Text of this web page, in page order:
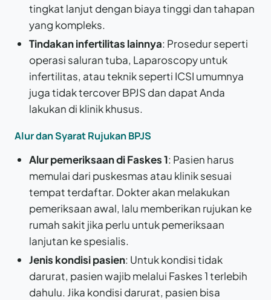
tingkat lanjut dengan biaya tinggi dan tahapan
yang kompleks.
Tindakan infertilitas lainnya: Prosedur seperti
operasi saluran tuba, Laparoscopy untuk
infertilitas, atau teknik seperti ICSI umumnya
juga tidak tercover BPJS dan dapat Anda
lakukan di klinik khusus.
Alur dan Syarat Rujukan BPJS
Alur pemeriksaan di Faskes 1: Pasien harus
memulai dari puskesmas atau klinik sesuai
tempat terdaftar. Dokter akan melakukan
pemeriksaan awal, lalu memberikan rujukan ke
rumah sakit jika perlu untuk pemeriksaan
lanjutan ke spesialis.
Jenis kondisi pasien: Untuk kondisi tidak
darurat, pasien wajib melalui Faskes 1 terlebih
dahulu. Jika kondisi darurat, pasien bisa